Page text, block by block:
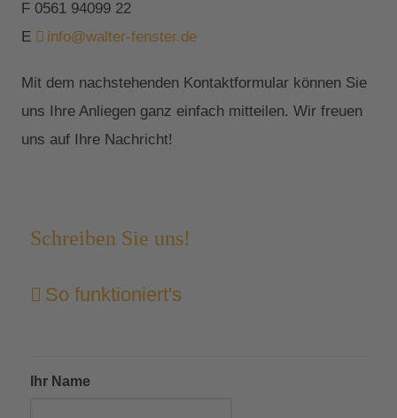
F 0561 94099 22
E
info@walter-fenster.de
Mit dem nachstehenden Kontaktformular können Sie
uns Ihre Anliegen ganz einfach mitteilen. Wir freuen
uns auf Ihre Nachricht!
Schreiben Sie uns!
So funktioniert's
Ihr Name